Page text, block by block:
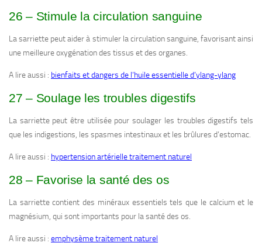
26 – Stimule la circulation sanguine
La sarriette peut aider à stimuler la circulation sanguine, favorisant ainsi
une meilleure oxygénation des tissus et des organes.
A lire aussi : bienfaits et dangers de l’huile essentielle d’ylang-ylang
27 – Soulage les troubles digestifs
La sarriette peut être utilisée pour soulager les troubles digestifs tels
que les indigestions, les spasmes intestinaux et les brûlures d’estomac.
A lire aussi : hypertension artérielle traitement naturel
28 – Favorise la santé des os
La sarriette contient des minéraux essentiels tels que le calcium et le
magnésium, qui sont importants pour la santé des os.
A lire aussi : emphysème traitement naturel